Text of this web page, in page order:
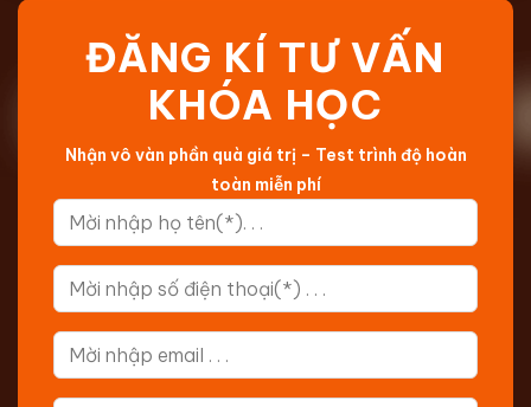
ĐĂNG KÍ TƯ VẤN
KHÓA HỌC
Nhận vô vàn phần quà giá trị – Test trình độ hoàn
toàn miễn phí